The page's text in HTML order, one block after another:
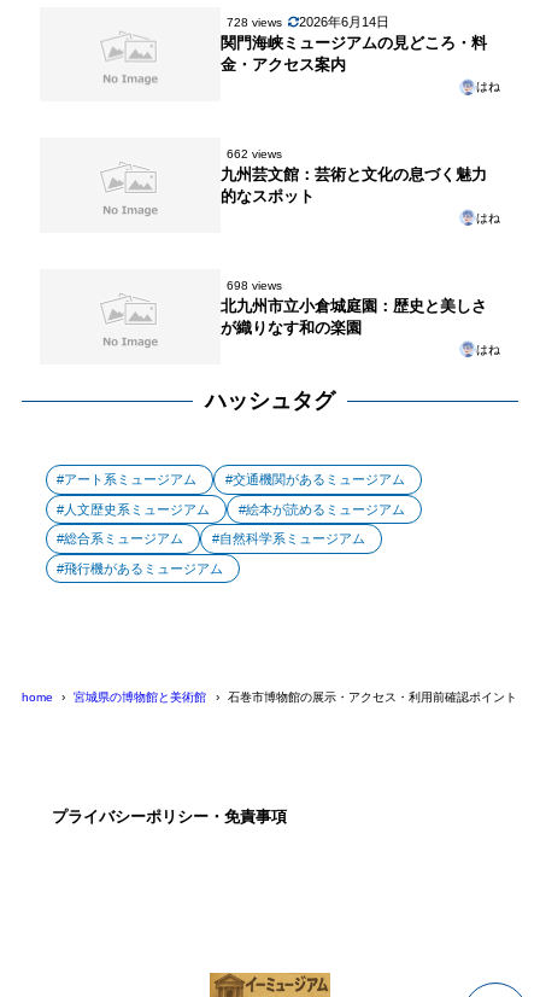
728 views 2026年6月14日
関門海峡ミュージアムの見どころ・料
金・アクセス案内
はね
662 views
九州芸文館：芸術と文化の息づく魅力
的なスポット
はね
698 views
北九州市立小倉城庭園：歴史と美しさ
が織りなす和の楽園
はね
ハッシュタグ
アート系ミュージアム 交通機関があるミュージアム
人文歴史系ミュージアム 絵本が読めるミュージアム
総合系ミュージアム 自然科学系ミュージアム
飛行機があるミュージアム
home 宮城県の博物館と美術館 石巻市博物館の展示・アクセス・利用前確認ポイント
プライバシーポリシー・免責事項